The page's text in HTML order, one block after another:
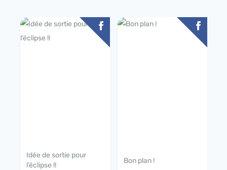
Idée de sortie pour
l’éclipse !!
Bon plan !